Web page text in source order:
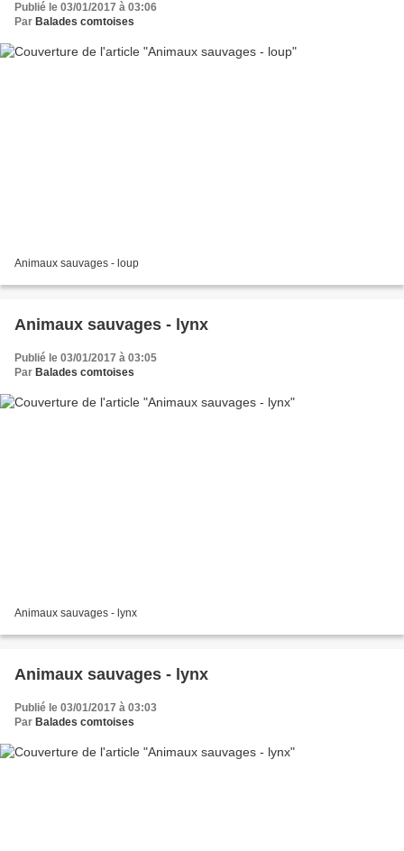
Publié le 03/01/2017 à 03:06
Par Balades comtoises
Animaux sauvages - loup
Animaux sauvages - lynx
Publié le 03/01/2017 à 03:05
Par Balades comtoises
Animaux sauvages - lynx
Animaux sauvages - lynx
Publié le 03/01/2017 à 03:03
Par Balades comtoises